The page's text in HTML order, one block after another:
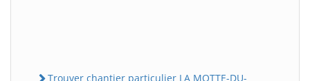
Trouver chantier particulier LA MOTTE-DU-